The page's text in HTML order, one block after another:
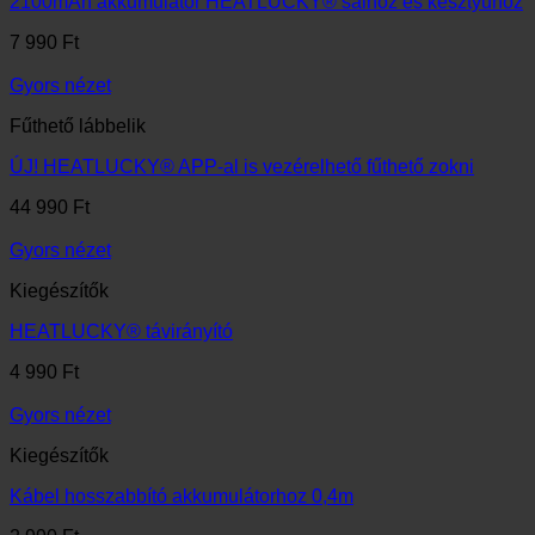
7 990 Ft
Gyors nézet
Fűthető lábbelik
ÚJ! HEATLUCKY® APP-al is vezérelhető fűthető zokni
44 990 Ft
Gyors nézet
Kiegészítők
HEATLUCKY® távirányító
4 990 Ft
Gyors nézet
Kiegészítők
Kábel hosszabbító akkumulátorhoz 0,4m